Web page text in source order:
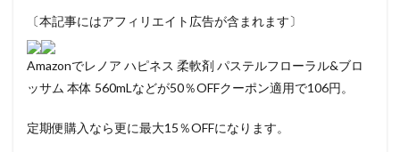
〔本記事にはアフィリエイト広告が含まれます〕
Amazonでレノア ハピネス 柔軟剤 パステルフローラル&ブロ
ッサム 本体 560mLなどが50％OFFクーポン適用で106円。
定期便購入なら更に最大15％OFFになります。